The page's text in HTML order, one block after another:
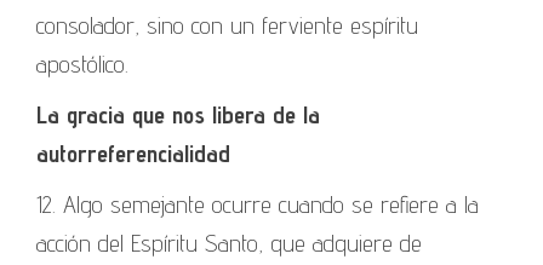
consolador, sino con un ferviente espíritu
apostólico.
La gracia que nos libera de la
autorreferencialidad
12. Algo semejante ocurre cuando se refiere a la
acción del Espíritu Santo, que adquiere de